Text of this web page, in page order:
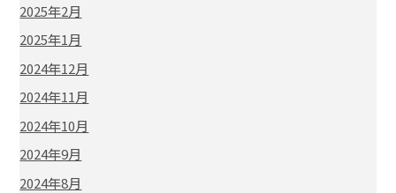
2025年2月
2025年1月
2024年12月
2024年11月
2024年10月
2024年9月
2024年8月